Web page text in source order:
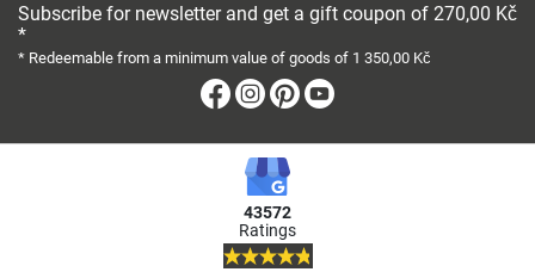
Subscribe for newsletter and get a gift coupon of 270,00 Kč
*
* Redeemable from a minimum value of goods of 1 350,00 Kč
Facebook
Instagram
Pinterest
43572
Ratings